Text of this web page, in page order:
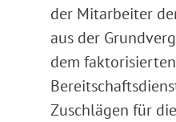
der Mitarbeiter
aus der
dem faktorisierten
Zuschlägen für